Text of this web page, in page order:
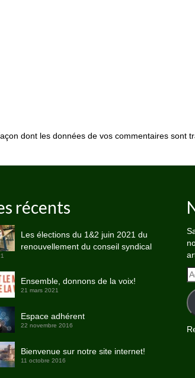
dont les données de vos commentaires sont
récents
Les élections du 1&2 juin 2021 du
renouvellement du conseil syndical
Ensemble, donnons de la voix!
21 mars 2021
Espace adhérent
22 novembre 2016
Bienvenue sur notre site internet!
11 octobre 2016
e-